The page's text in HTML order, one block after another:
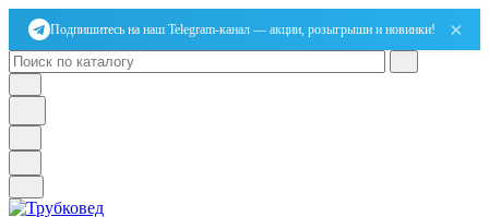
Подпишитесь на наш Telegram-канал — акции, розыгрыши и новинки! ×